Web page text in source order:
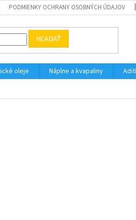
PODMIENKY OCHRANY OSOBNÝCH ÚDAJOV
HĽADAŤ
oleje Náplne a kvapaliny